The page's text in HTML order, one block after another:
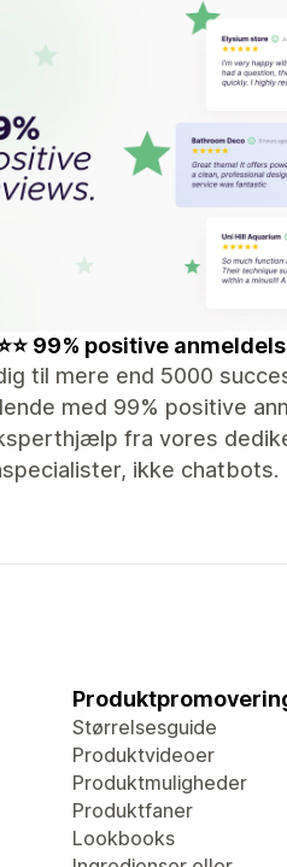
99% positive
til mere end 5000
med 99% positive
fra vores
ikke chatbots.
Størrelsesguide
Produktvideoer
Produktmuligheder
Produktfaner
Lookbooks